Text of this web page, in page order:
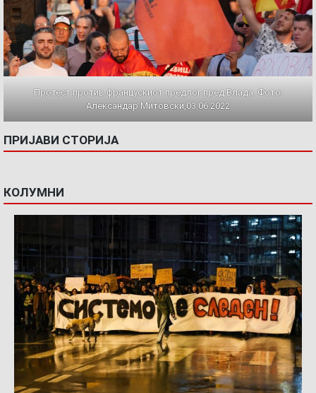
Протест против францускиот предлог пред Влада. Фото:
Александар Митовски,03.06.2022
ПРИЈАВИ СТОРИЈА
КОЛУМНИ